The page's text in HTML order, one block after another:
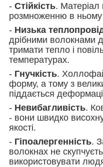
- Стійкість. Матеріал
розмноженню в ньому
- Низька
дрібними волокнами
тримати тепло і
температурах.
- Гнучкість.
форму, а тому з
піддається
- Невибагливість.
- вони швидко
якості.
- Гіпоалергенність.
волокнах не
використовувати